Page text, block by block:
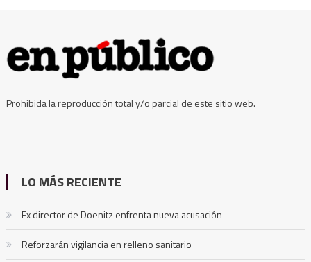
Prohibida la reproducción total y/o parcial de este sitio web.
LO MÁS RECIENTE
Ex director de Doenitz enfrenta nueva acusación
Reforzarán vigilancia en relleno sanitario